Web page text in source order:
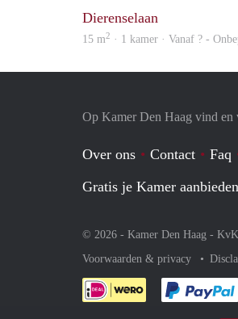
Dierenselaan
15 m2 · 1 kamer · Vanaf ? -
Op Kamer Den Haag vind
Over ons Contact Faq
Gratis je Kamer
© 2026 - Kamer Den Haag -
Voorwaarden & privacy